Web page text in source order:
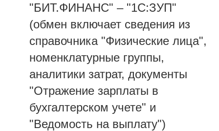
"БИТ.ФИНАНС" – "1С:ЗУП"
(обмен включает сведения из
справочника "Физические лица",
номенклатурные группы,
аналитики затрат, документы
"Отражение зарплаты в
бухгалтерском учете" и
"Ведомость на выплату")